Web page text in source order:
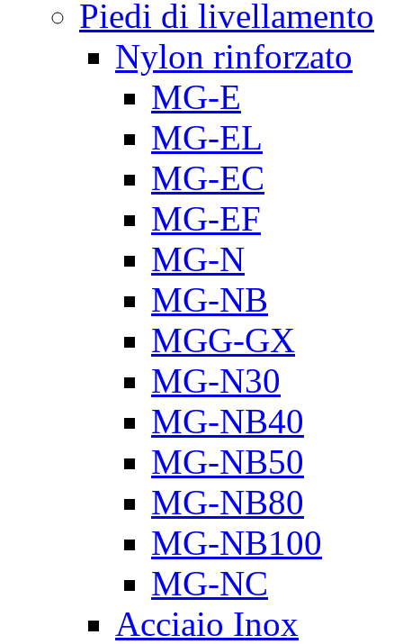
Piedi di livellamento
Nylon rinforzato
MG-E
MG-EL
MG-EC
MG-EF
MG-N
MG-NB
MGG-GX
MG-N30
MG-NB40
MG-NB50
MG-NB80
MG-NB100
MG-NC
Acciaio Inox